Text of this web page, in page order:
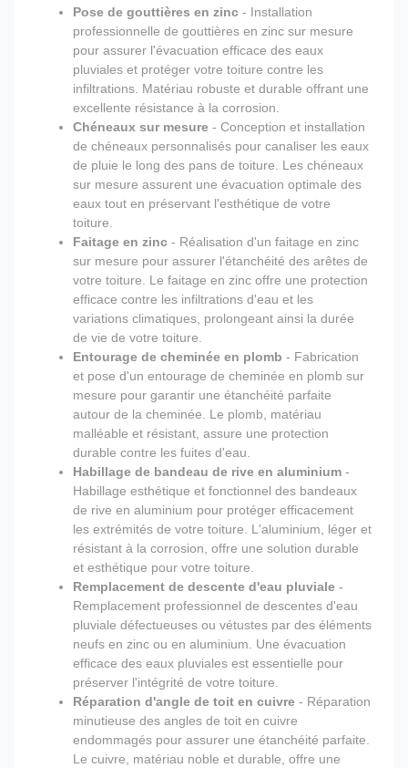
Pose de gouttières en zinc - Installation
professionnelle de gouttières en zinc sur mesure
pour assurer l'évacuation efficace des eaux
pluviales et protéger votre toiture contre les
infiltrations. Matériau robuste et durable offrant une
excellente résistance à la corrosion.
Chéneaux sur mesure - Conception et installation
de chéneaux personnalisés pour canaliser les eaux
de pluie le long des pans de toiture. Les chéneaux
sur mesure assurent une évacuation optimale des
eaux tout en préservant l'esthétique de votre
toiture.
Faitage en zinc - Réalisation d'un faitage en zinc
sur mesure pour assurer l'étanchéité des arêtes de
votre toiture. Le faitage en zinc offre une protection
efficace contre les infiltrations d'eau et les
variations climatiques, prolongeant ainsi la durée
de vie de votre toiture.
Entourage de cheminée en plomb - Fabrication
et pose d'un entourage de cheminée en plomb sur
mesure pour garantir une étanchéité parfaite
autour de la cheminée. Le plomb, matériau
malléable et résistant, assure une protection
durable contre les fuites d'eau.
Habillage de bandeau de rive en aluminium -
Habillage esthétique et fonctionnel des bandeaux
de rive en aluminium pour protéger efficacement
les extrémités de votre toiture. L'aluminium, léger et
résistant à la corrosion, offre une solution durable
et esthétique pour votre toiture.
Remplacement de descente d'eau pluviale -
Remplacement professionnel de descentes d'eau
pluviale défectueuses ou vétustes par des éléments
neufs en zinc ou en aluminium. Une évacuation
efficace des eaux pluviales est essentielle pour
préserver l'intégrité de votre toiture.
Réparation d'angle de toit en cuivre - Réparation
minutieuse des angles de toit en cuivre
endommagés pour assurer une étanchéité parfaite.
Le cuivre, matériau noble et durable, offre une